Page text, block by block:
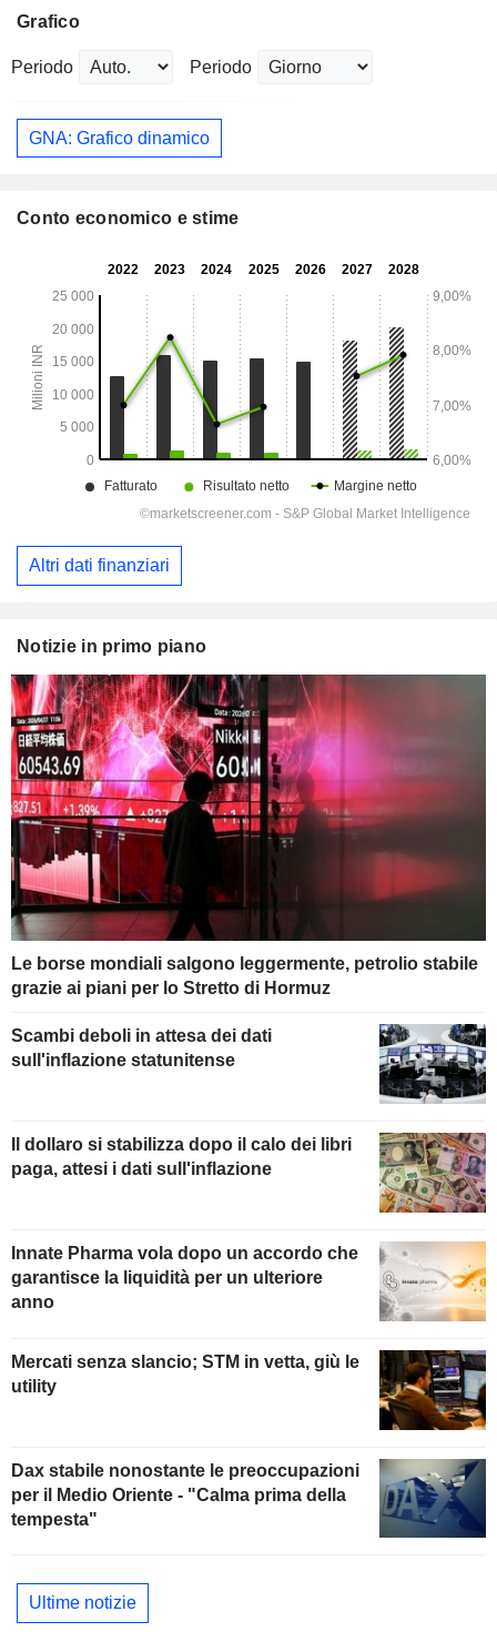
Grafico
Periodo Periodo
GNA: Grafico dinamico
Conto economico e stime
Altri dati finanziari
Notizie in primo piano
Le borse mondiali salgono leggermente, petrolio stabile
grazie ai piani per lo Stretto di Hormuz
Scambi deboli in attesa dei dati
sull'inflazione statunitense
Il dollaro si stabilizza dopo il calo dei libri
paga, attesi i dati sull'inflazione
Innate Pharma vola dopo un accordo che
garantisce la liquidità per un ulteriore
anno
Mercati senza slancio; STM in vetta, giù le
utility
Dax stabile nonostante le preoccupazioni
per il Medio Oriente - "Calma prima della
tempesta"
Ultime notizie